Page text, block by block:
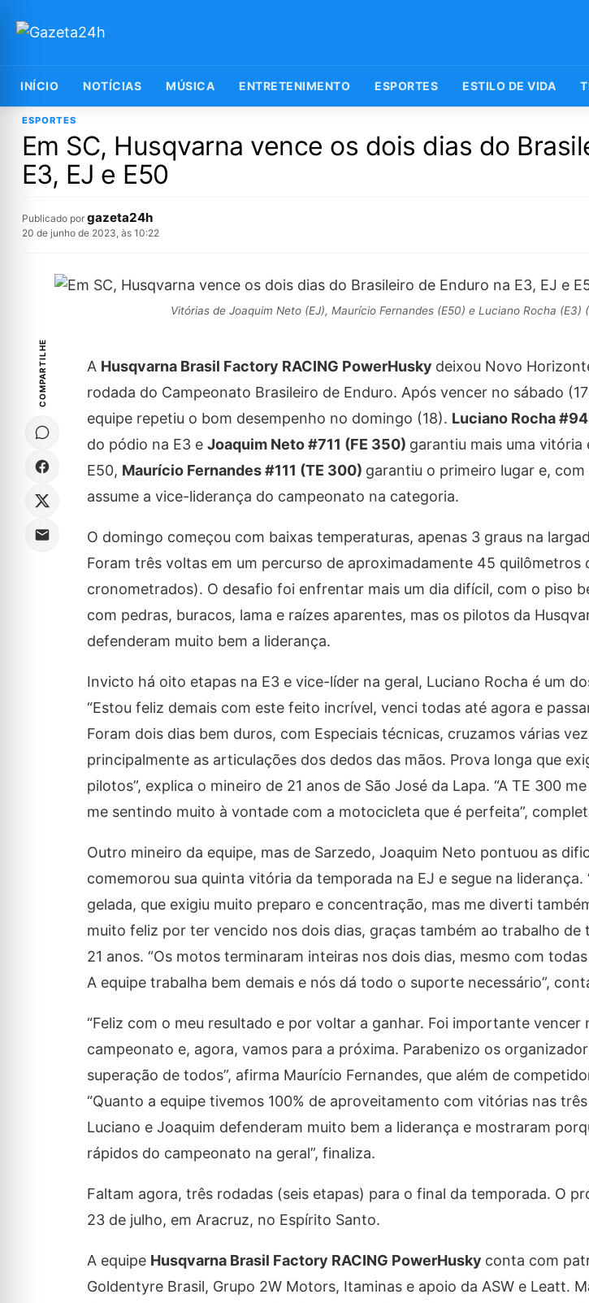
INÍCIO NOTÍCIAS MÚSICA ENTRETENIMENTO ESPORTES ESTILO DE VIDA
ESPORTES
Em SC, Husqvarna vence os dois dias do
E3, EJ e E50
Publicado por gazeta24h
20 de junho de 2023, às 10:22
Vitórias de Joaquim Neto (EJ), Maurício Fernandes (E50) e Luciano Rocha (E3)
COMPARTILHE A Husqvarna Brasil Factory RACING PowerHusky deixou Novo
rodada do Campeonato Brasileiro de Enduro. Após vencer no sábado
equipe repetiu o bom desempenho no domingo (18). Luciano Rocha
do pódio na E3 e Joaquim Neto #711 (FE 350) garantiu mais uma vitória
E50, Maurício Fernandes #111 (TE 300) garantiu o primeiro lugar e,
assume a vice-liderança do campeonato na categoria.
O domingo começou com baixas temperaturas, apenas 3 graus na
Foram três voltas em um percurso de aproximadamente 45 quilômetros
cronometrados). O desafio foi enfrentar mais um dia difícil, com o piso
com pedras, buracos, lama e raízes aparentes, mas os pilotos da
defenderam muito bem a liderança.
Invicto há oito etapas na E3 e vice-líder na geral, Luciano Rocha é um
“Estou feliz demais com este feito incrível, venci todas até agora e
Foram dois dias bem duros, com Especiais técnicas, cruzamos várias
principalmente as articulações dos dedos das mãos. Prova longa que
pilotos”, explica o mineiro de 21 anos de São José da Lapa. “A TE 300
me sentindo muito à vontade com a motocicleta que é perfeita”,
Outro mineiro da equipe, mas de Sarzedo, Joaquim Neto pontuou as
comemorou sua quinta vitória da temporada na EJ e segue na
gelada, que exigiu muito preparo e concentração, mas me diverti
muito feliz por ter vencido nos dois dias, graças também ao trabalho de
21 anos. “Os motos terminaram inteiras nos dois dias, mesmo com
A equipe trabalha bem demais e nós dá todo o suporte necessário”,
“Feliz com o meu resultado e por voltar a ganhar. Foi importante vencer
campeonato e, agora, vamos para a próxima. Parabenizo os
superação de todos”, afirma Maurício Fernandes, que além de
“Quanto a equipe tivemos 100% de aproveitamento com vitórias nas
Luciano e Joaquim defenderam muito bem a liderança e mostraram
rápidos do campeonato na geral”, finaliza.
Faltam agora, três rodadas (seis etapas) para o final da temporada. O
23 de julho, em Aracruz, no Espírito Santo.
A equipe Husqvarna Brasil Factory RACING PowerHusky conta com
Goldentyre Brasil, Grupo 2W Motors, Itaminas e apoio da ASW e Leatt.